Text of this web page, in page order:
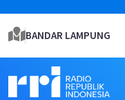
BANDAR LAMPUNG